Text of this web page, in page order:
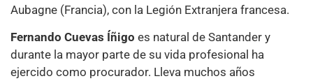
Aubagne (Francia), con la Legión Extranjera francesa.
Fernando Cuevas Íñigo es natural de Santander y
durante la mayor parte de su vida profesional ha
ejercido como procurador. Lleva muchos años